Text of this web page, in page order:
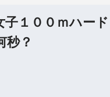
１００ｍハード
秒？